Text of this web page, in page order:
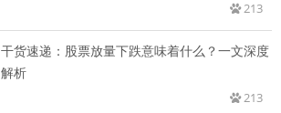
213
干货速递：股票放量下跌意味着什么？一文深度
解析
213